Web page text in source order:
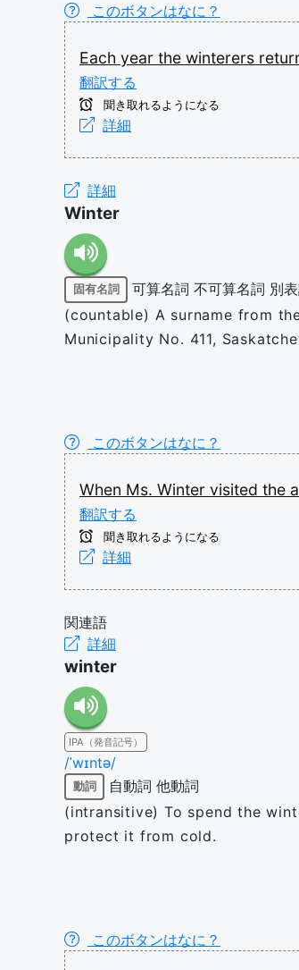
このボタンはなに？
Each year the winterers
翻訳する
聞き取れるようになる
詳細
詳細
Winter
固有名詞 可算名詞 不可算名詞 別
(countable) A surname from
Municipality No. 411,
このボタンはなに？
When Ms. Winter visited the
翻訳する
聞き取れるようになる
詳細
関連語
詳細
winter
IPA（発音記号）
/ˈwɪntə/
動詞 自動詞 他動詞
(intransitive) To spend the
protect it from cold.
このボタンはなに？